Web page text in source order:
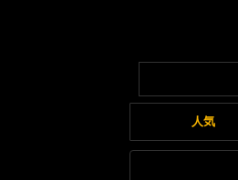
人気